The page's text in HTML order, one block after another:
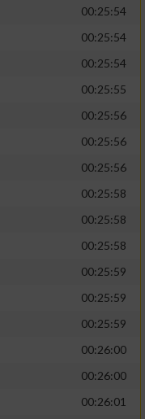
00:25:54
00:25:54
00:25:54
00:25:55
00:25:56
00:25:56
00:25:56
00:25:58
00:25:58
00:25:58
00:25:59
00:25:59
00:25:59
00:26:00
00:26:00
00:26:01